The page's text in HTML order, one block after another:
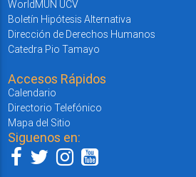
WorldMUN UCV
Boletín Hipótesis Alternativa
Dirección de Derechos Humanos
Catedra Pio Tamayo
Accesos Rápidos
Calendario
Directorio Telefónico
Mapa del Sitio
Siguenos en: